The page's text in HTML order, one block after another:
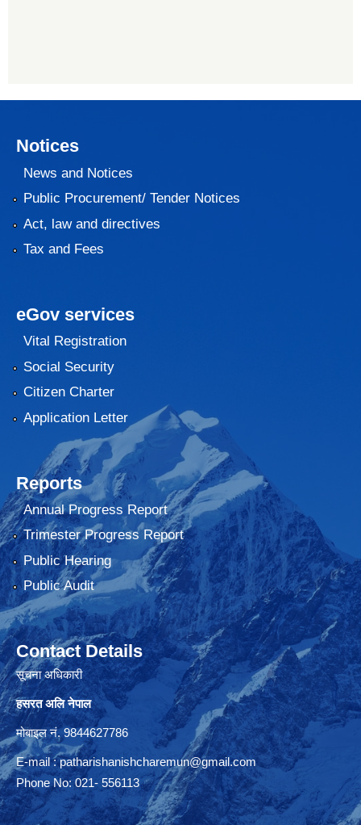
Notices
News and Notices
Public Procurement/ Tender Notices
Act, law and directives
Tax and Fees
eGov services
Vital Registration
Social Security
Citizen Charter
Application Letter
Reports
Annual Progress Report
Trimester Progress Report
Public Hearing
Public Audit
Contact Details
सूचना अधिकारी
हसरत अलि नेपाल
मोबाइल नं. 9844627786
E-mail :patharishanishcharemun@gmail.com
Phone No: 021- 556113